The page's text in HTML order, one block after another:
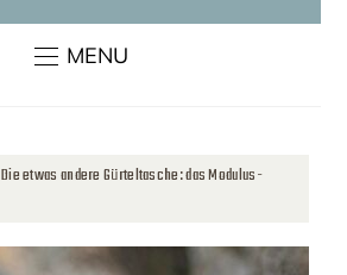
MENU
Die etwas andere Gürteltasche: das Modulus-